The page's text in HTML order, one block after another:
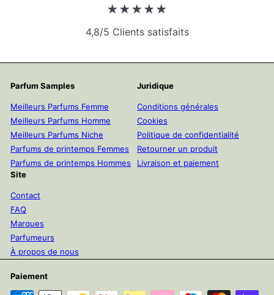
★★★★★
4,8/5 Clients satisfaits
Parfum Samples
Meilleurs Parfums Femme
Meilleurs Parfums Homme
Meilleurs Parfums Niche
Parfums de printemps Femmes
Parfums de printemps Hommes
Juridique
Conditions générales
Cookies
Politique de confidentialité
Retourner un produit
Livraison et paiement
Site
Contact
FAQ
Marques
Parfumeurs
À propos de nous
Paiement